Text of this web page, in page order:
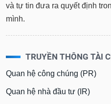
và tự tin đưa ra quyết định
mình.
TRUYỀN THÔNG TÀI
Quan hệ công chúng (PR)
Quan hệ nhà đầu tư (IR)